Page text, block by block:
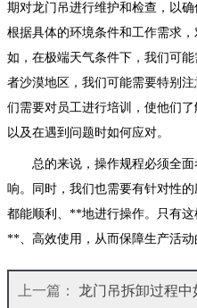
期对龙门吊进行维护和检查，以
根据具体的环境条件和工作需求
如，在极端天气条件下，我们可
者沙漠地区，我们可能需要特别
们需要对员工进行培训，使他们
以及在遇到问题时如何应对。
总的来说，操作规程必须全
响。同时，我们也需要有针对性
都能顺利、**地进行操作。只有
**、高效使用，从而保障生产活动
上一篇： 龙门吊拆卸过程